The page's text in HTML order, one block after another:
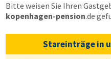
Bitte weisen Sie Ihren
kopenhagen-pension.de
Stareinträge in